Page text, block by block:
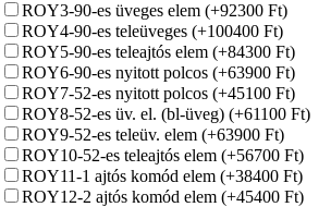
ROY3-90-es üveges elem (+92300 Ft)
ROY4-90-es teleüveges (+100400 Ft)
ROY5-90-es teleajtós elem (+84300 Ft)
ROY6-90-es nyitott polcos (+63900 Ft)
ROY7-52-es nyitott polcos (+45100 Ft)
ROY8-52-es üv. el. (bl-üveg) (+61100 Ft)
ROY9-52-es teleüv. elem (+63900 Ft)
ROY10-52-es teleajtós elem (+56700 Ft)
ROY11-1 ajtós komód elem (+38400 Ft)
ROY12-2 ajtós komód elem (+45400 Ft)